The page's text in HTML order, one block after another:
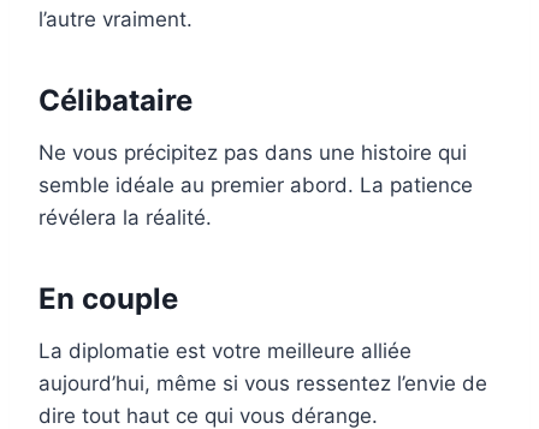
l’autre vraiment.
Célibataire
Ne vous précipitez pas dans une histoire qui
semble idéale au premier abord. La patience
révélera la réalité.
En couple
La diplomatie est votre meilleure alliée
aujourd’hui, même si vous ressentez l’envie de
dire tout haut ce qui vous dérange.